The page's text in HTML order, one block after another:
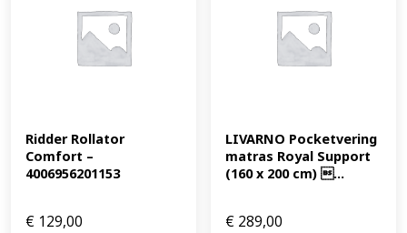
Ridder Rollator
Comfort –
4006956201153
€ 129,00
LIVARNO Pocketvering
matras Royal Support
(160 x 200 cm) ...
€ 289,00